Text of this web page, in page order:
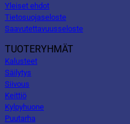
Yleiset ehdot
Tietosuojaseloste
Saavutettavuusseloste
TUOTERYHMÄT
Kalusteet
Säilytys
Siivous
Keittiö
Kylpyhuone
Puutarha